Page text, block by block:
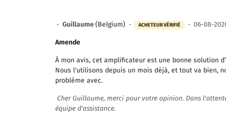
· Guillaume(Belgium) · ACHETEUR VÉRIFIÉ · 06-08-
Amende
À mon avis, cet amplificateur est une bonne solution
Nous l'utilisons depuis un mois déjà, et tout va bien,
problème avec.
Cher Guillaume, merci pour votre opinion. Dans
équipe d'assistance.